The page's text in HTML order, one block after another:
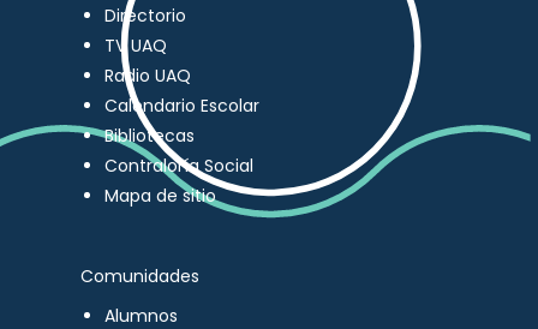
Directorio
TV UAQ
Radio UAQ
Calendario Escolar
Bibliotecas
Contraloría Social
Mapa de sitio
Comunidades
Alumnos